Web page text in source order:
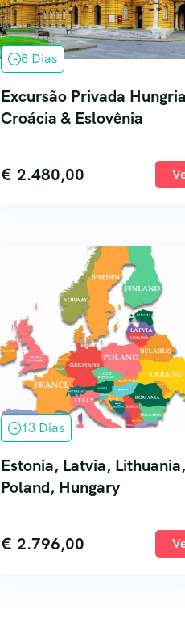
8 Dias
Excursão Privada
Croácia & Eslovênia
€ 2.480,00
13 Dias
Estonia, Latvia, Lithuania,
Poland, Hungary
€ 2.796,00